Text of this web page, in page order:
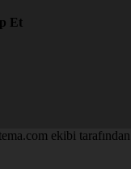
Et
ekibi